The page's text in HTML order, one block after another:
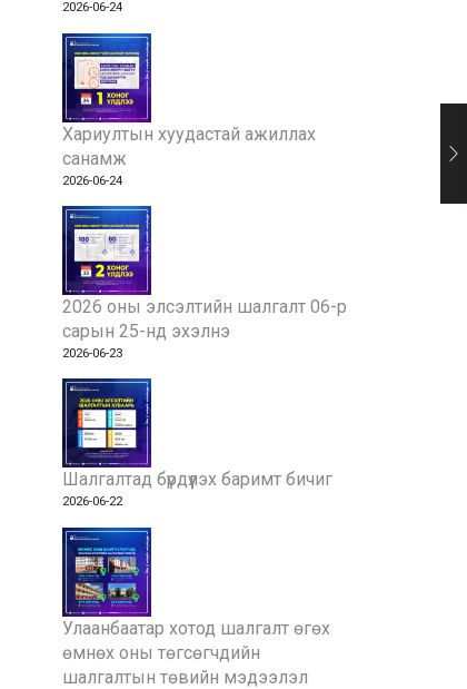
2026-06-24
Хариултын хуудастай ажиллах
санамж
2026-06-24
2026 оны элсэлтийн шалгалт 06-р
сарын 25-нд эхэлнэ
2026-06-23
Шалгалтад бүрдүүлэх баримт бичиг
2026-06-22
Улаанбаатар хотод шалгалт өгөх
өмнөх оны төгсөгчдийн
шалгалтын төвийн мэдээлэл